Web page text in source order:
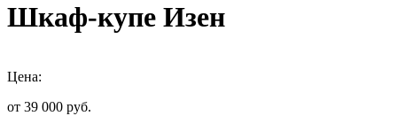
Шкаф-купе Изен
Цена:
от 39 000 руб.